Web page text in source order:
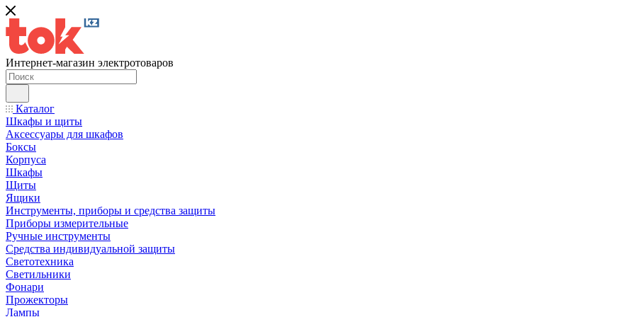
Интернет-магазин электротоваров
Каталог
Шкафы и щиты
Аксессуары для шкафов
Боксы
Корпуса
Шкафы
Щиты
Ящики
Инструменты, приборы и средства защиты
Приборы измерительные
Ручные инструменты
Средства индивидуальной защиты
Светотехника
Светильники
Фонари
Прожекторы
Лампы